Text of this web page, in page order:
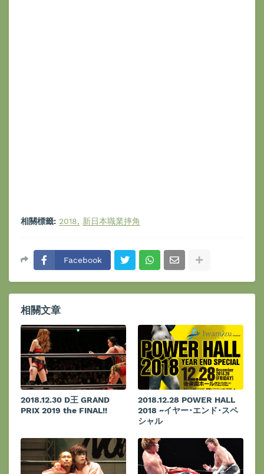
相關標籤: 2018 新日本職業摔角
Facebook
相關文章
2018.12.30 D王 GRAND
PRIX 2019 the FINAL!!
2018.12.28 POWER HALL
2018 ~イヤー･エンド･スペ
シャル